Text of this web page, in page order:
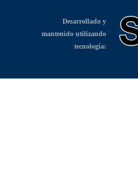
Desarrollado y
mantenido utilizando
tecnología: